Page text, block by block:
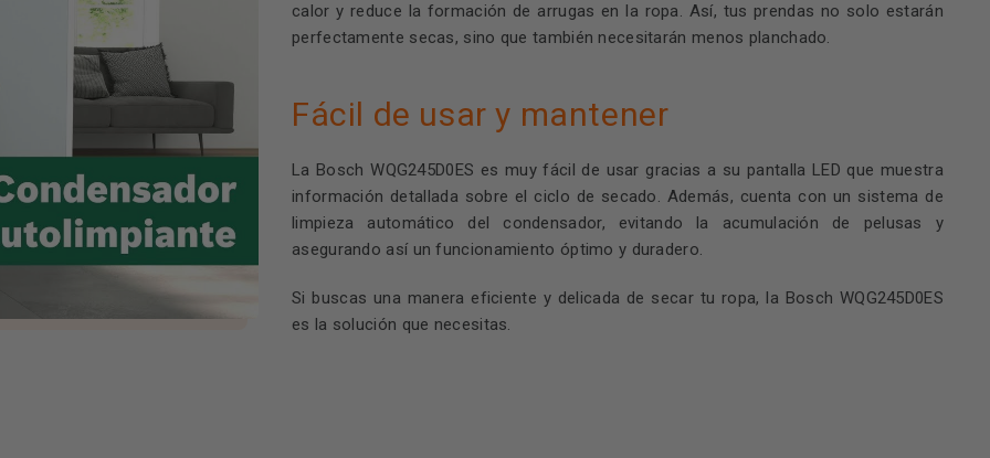
calor y reduce la formación de arrugas en la ropa. Así, tus prendas no solo estarán
perfectamente secas, sino que también necesitarán menos planchado.
Fácil de usar y mantener
La Bosch WQG245D0ES es muy fácil de usar gracias a su pantalla LED que muestra
información detallada sobre el ciclo de secado. Además, cuenta con un sistema de
limpieza automático del condensador, evitando la acumulación de pelusas y
asegurando así un funcionamiento óptimo y duradero.
Si buscas una manera eficiente y delicada de secar tu ropa, la Bosch WQG245D0ES
es la solución que necesitas.